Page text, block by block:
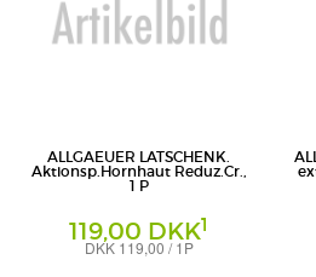
ALLGAEUER LATSCHENK.
Aktionsp.Hornhaut Reduz.Cr.,
1 P
119,00 DKK1
DKK 119,00 / 1P